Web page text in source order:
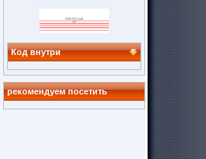
Код внутри
рекомендуем посетить